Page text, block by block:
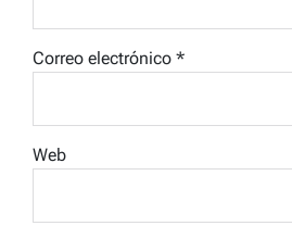
Correo electrónico *
Web